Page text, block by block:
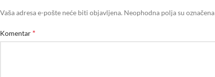
Vaša adresa e-pošte neće biti objavljena. Neophodna polja su označena
Komentar *